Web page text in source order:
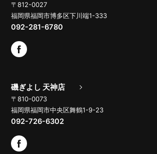
〒812-0027
福岡県福岡市博多区下川端1-333
092-281-6780
磯ぎよし 天神店
〒810-0073
福岡県福岡市中央区舞鶴1-9-23
092-726-6302